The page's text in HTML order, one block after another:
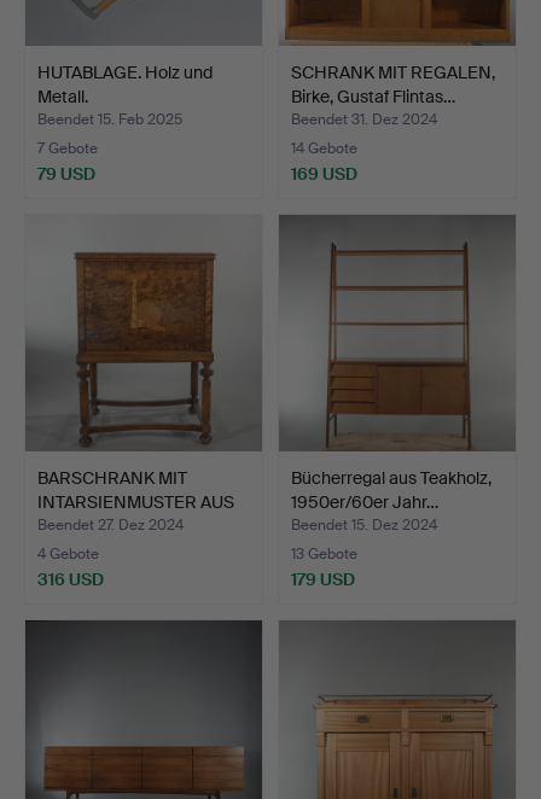
HUTABLAGE. Holz und
Metall.
Beendet 15. Feb 2025
7 Gebote
79 USD
SCHRANK MIT REGALEN,
Birke, Gustaf Flintas…
Beendet 31. Dez 2024
14 Gebote
169 USD
BARSCHRANK MIT
INTARSIENMUSTER AUS
DEN 192…
Beendet 27. Dez 2024
4 Gebote
316 USD
Bücherregal aus Teakholz,
1950er/60er Jahr…
Beendet 15. Dez 2024
13 Gebote
179 USD